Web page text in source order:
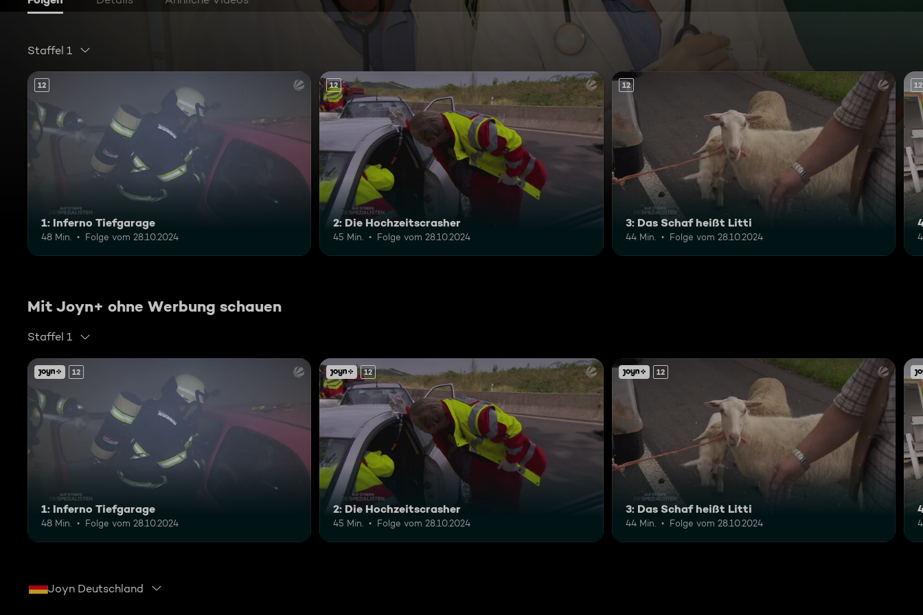
Staffel 1
12
1: Inferno Tiefgarage
48 Min. Folge vom 28.10.2024
12
2: Die Hochzeitscrasher
45 Min. Folge vom 28.10.2024
12
3: Das Schaf heißt Litti
44 Min. Folge vom 28.10.2024
12
Mit Joyn+ ohne Werbung schauen
Staffel 1
12
1: Inferno Tiefgarage
48 Min. Folge vom 28.10.2024
12
2: Die Hochzeitscrasher
45 Min. Folge vom 28.10.2024
12
3: Das Schaf heißt Litti
44 Min. Folge vom 28.10.2024
Joyn Deutschland